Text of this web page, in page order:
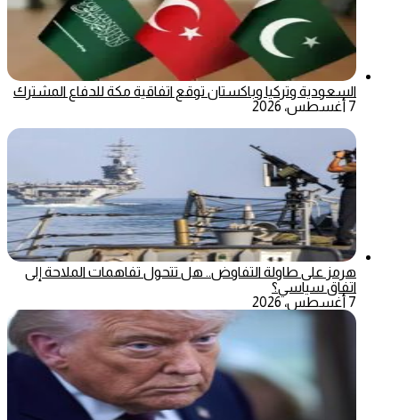
السعودية وتركيا وباكستان توقع اتفاقية مكة للدفاع المشترك
7 أغسطس، 2026
هرمز على طاولة التفاوض.. هل تتحول تفاهمات الملاحة إلى
اتفاق سياسي؟
7 أغسطس، 2026